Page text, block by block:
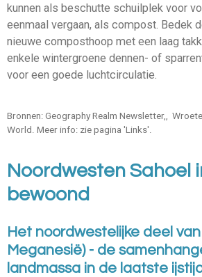
kunnen als beschutte schuilplek voor
eenmaal vergaan, als compost. Bedek
nieuwe composthoop met een laag
enkele wintergroene dennen- of
voor een goede luchtcirculatie.
Bronnen: Geography Realm Newsletter,,
World. Meer info: zie pagina 'Links'.
Noordwesten Sahoel
bewoond
Het noordwestelijke deel
Meganesië) - de
landmassa in de laatste